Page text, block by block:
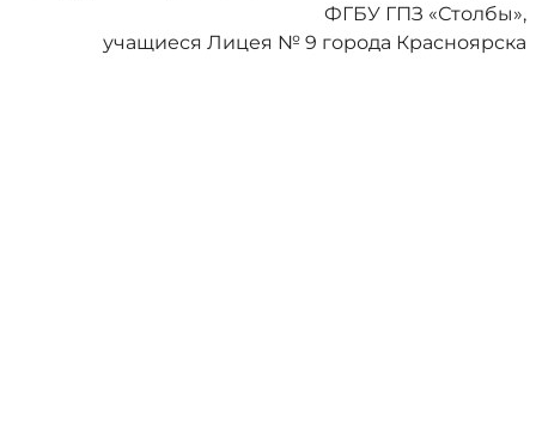
ФГБУ ГПЗ «Столбы»,
учащиеся Лицея № 9 города Красноярска